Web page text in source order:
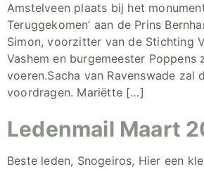
Amstelveen plaats bij het
Teruggekomen’ aan de Prins
Simon, voorzitter van de Stichting
Vashem en burgemeester Poppens
voeren.Sacha van Ravenswade zal
voordragen. Mariëtte […]
Ledenmail Maart
Beste leden, Snogeiros, Hier een